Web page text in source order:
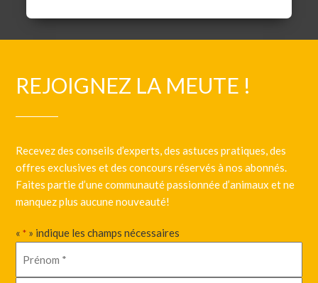
REJOIGNEZ LA MEUTE !
Recevez des conseils d’experts, des astuces pratiques, des
offres exclusives et des concours réservés à nos abonnés.
Faites partie d’une communauté passionnée d’animaux et ne
manquez plus aucune nouveauté!
«* » indique les champs nécessaires